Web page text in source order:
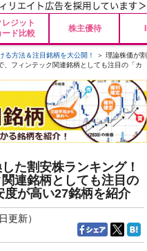
レジット
ード比較
株主優待
る方法＆注目銘柄を大公開！
＞ 理論株価が割
フィンテック関連銘柄としても注目の「カ
た割安株ランキング！
連銘柄としても注目の
度が高い27銘柄を紹介
更新）